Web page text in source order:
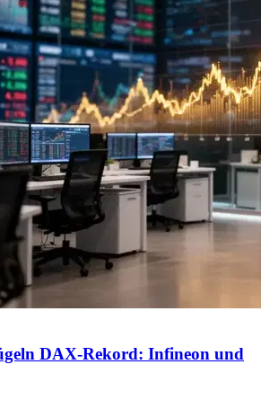
DAX-Rekord: Infineon und